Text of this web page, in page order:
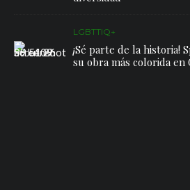
LGBTTIQ+
¡Sé parte de la historia!
su obra más colorida en